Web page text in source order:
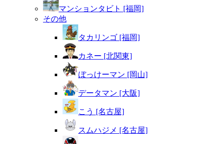
マンションタビト [福岡]
その他
タカリンゴ [福岡]
カネー [北関東]
ぼっけーマン [岡山]
データマン [大阪]
こう [名古屋]
スムハジメ [名古屋]